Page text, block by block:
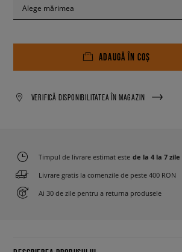
Alege mărimea
ADAUGĂ ÎN COȘ
VERIFICĂ DISPONIBILITATEA ÎN MAGAZIN
Timpul de livrare estimat este de la 4 la 7 zile
Livrare gratis la comenzile de peste 400 RON
Ai 30 de zile pentru a returna produsele